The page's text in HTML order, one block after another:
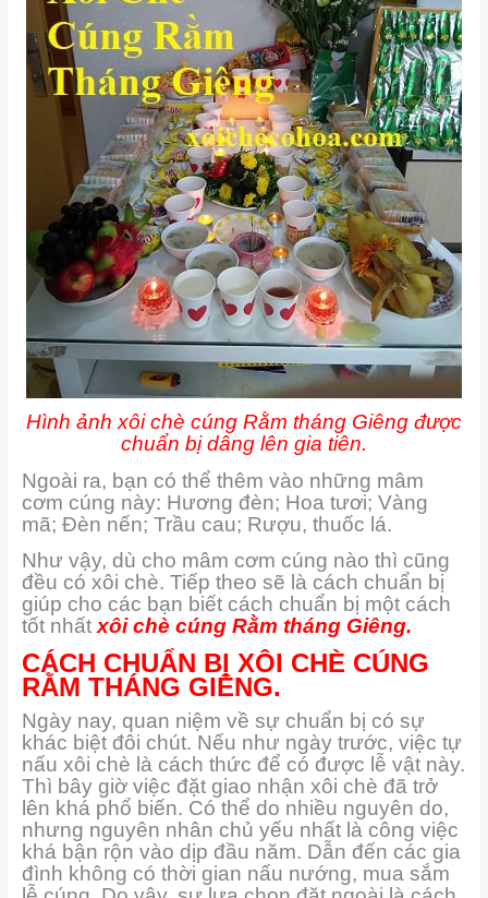
Hình ảnh xôi chè cúng Rằm tháng Giêng được
chuẩn bị dâng lên gia tiên.
Ngoài ra, bạn có thể thêm vào những mâm
cơm cúng này: Hương đèn; Hoa tươi; Vàng
mã; Đèn nến; Trầu cau; Rượu, thuốc lá.
Như vậy, dù cho mâm cơm cúng nào thì cũng
đều có xôi chè. Tiếp theo sẽ là cách chuẩn bị
giúp cho các bạn biết cách chuẩn bị một cách
tốt nhấtxôi chè cúng Rằm tháng Giêng.
CÁCH CHUẨN BỊ XÔI CHÈ CÚNG
RẰM THÁNG GIÊNG.
Ngày nay, quan niệm về sự chuẩn bị có sự
khác biệt đôi chút. Nếu như ngày trước, việc tự
nấu xôi chè là cách thức để có được lễ vật này.
Thì bây giờ việc đặt giao nhận xôi chè đã trở
lên khá phổ biến. Có thể do nhiều nguyên do,
nhưng nguyên nhân chủ yếu nhất là công việc
khá bận rộn vào dịp đầu năm. Dẫn đến các gia
đình không có thời gian nấu nướng, mua sắm